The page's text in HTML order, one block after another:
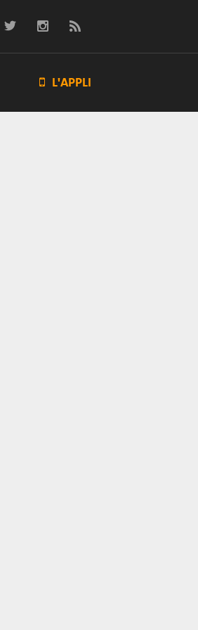
 L'APPLI